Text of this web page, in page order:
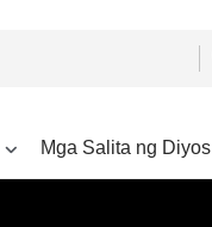
Mga Salita ng Diyos